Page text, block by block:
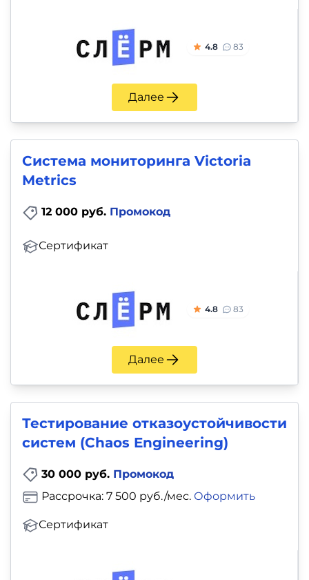
4.8 83
Далее
Система мониторинга Victoria
Metrics
12 000 руб. Промокод
Сертификат
4.8 83
Далее
Тестирование отказоустойчивости
систем (Chaos Engineering)
30 000 руб. Промокод
Сертификат
Рассрочка: 7 500 руб./мес. Оформить